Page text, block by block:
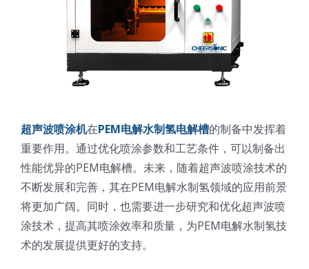
超声波喷涂机在PEM电解水制氢电解槽的制备中发挥着
重要作用。通过优化喷涂参数和工艺条件，可以制备出
性能优异的PEM电解槽。未来，随着超声波喷涂技术的
不断发展和完善，其在PEM电解水制氢领域的应用前景
将更加广阔。同时，也需要进一步研究和优化超声波喷
涂技术，提高其喷涂效率和质量，为PEM电解水制氢技
术的发展提供更好的支持。